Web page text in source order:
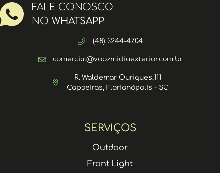
SERVIÇOS
Outdoor
Front Light
FALE CONOSCO
NO WHATSAPP
(48) 3244-4704
comercial@voozmidiaexterior.com.br
R. Waldemar Ouriques,111
Capoeiras, Florianópolis - SC